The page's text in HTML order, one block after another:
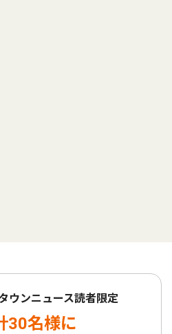
ウンニュース読者限定
30名様に